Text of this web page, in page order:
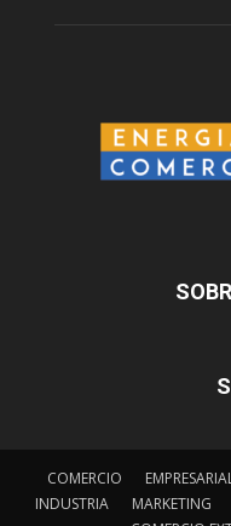
COMERCIO
INDUSTRIA
MARKETING